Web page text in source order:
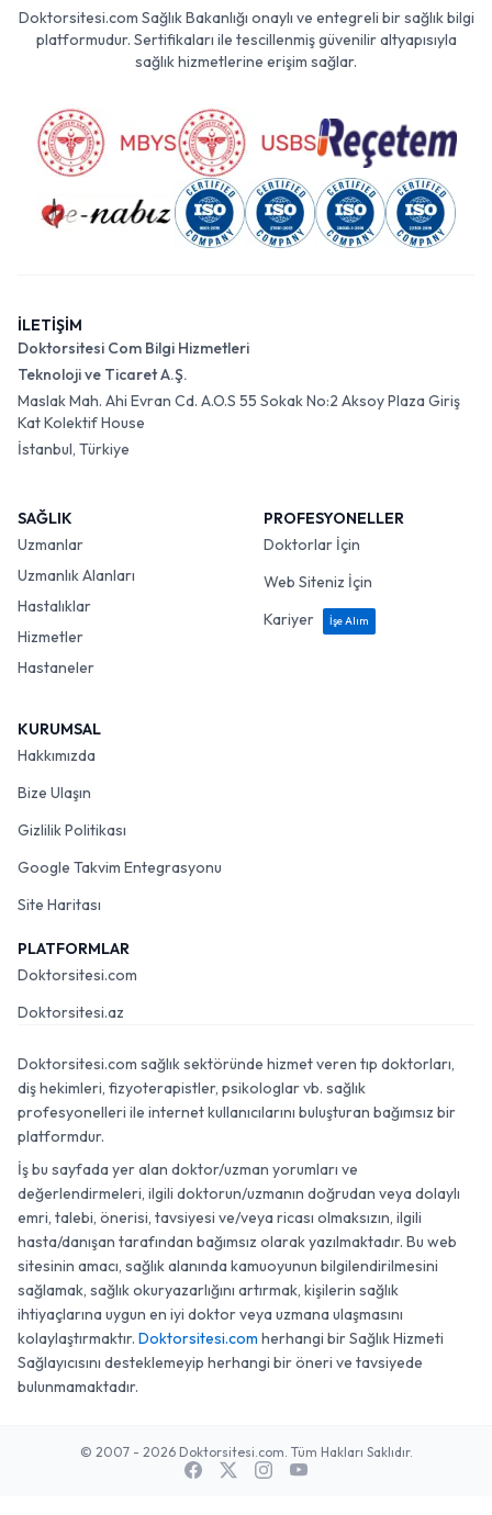
Doktorsitesi.com Sağlık Bakanlığı onaylı ve entegreli bir sağlık bilgi
platformudur. Sertifikaları ile tescillenmiş güvenilir altyapısıyla
sağlık hizmetlerine erişim sağlar.
İLETİŞİM
Doktorsitesi Com Bilgi Hizmetleri
Teknoloji ve Ticaret A.Ş.
Maslak Mah. Ahi Evran Cd. A.O.S 55 Sokak No:2 Aksoy Plaza Giriş
Kat Kolektif House
İstanbul, Türkiye
SAĞLIK
Uzmanlar
Uzmanlık Alanları
Hastalıklar
Hizmetler
Hastaneler
PROFESYONELLER
Doktorlar İçin
Web Siteniz İçin
Kariyer
İşe Alım
KURUMSAL
Hakkımızda
Bize Ulaşın
Gizlilik Politikası
Google Takvim Entegrasyonu
Site Haritası
PLATFORMLAR
Doktorsitesi.com
Doktorsitesi.az
Doktorsitesi.com sağlık sektöründe hizmet veren tıp doktorları,
diş hekimleri, fizyoterapistler, psikologlar vb. sağlık
profesyonelleri ile internet kullanıcılarını buluşturan bağımsız bir
platformdur.
İş bu sayfada yer alan doktor/uzman yorumları ve
değerlendirmeleri, ilgili doktorun/uzmanın doğrudan veya dolaylı
emri, talebi, önerisi, tavsiyesi ve/veya ricası olmaksızın, ilgili
hasta/danışan tarafından bağımsız olarak yazılmaktadır. Bu web
sitesinin amacı, sağlık alanında kamuoyunun bilgilendirilmesini
sağlamak, sağlık okuryazarlığını artırmak, kişilerin sağlık
ihtiyaçlarına uygun en iyi doktor veya uzmana ulaşmasını
kolaylaştırmaktır. Doktorsitesi.com herhangi bir Sağlık Hizmeti
Sağlayıcısını desteklemeyip herhangi bir öneri ve tavsiyede
bulunmamaktadır.
© 2007 - 2026 Doktorsitesi.com. Tüm Hakları Saklıdır.